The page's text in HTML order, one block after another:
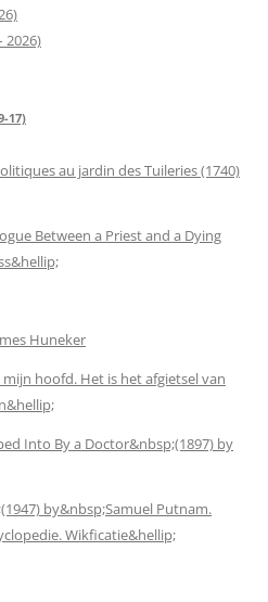
2026)
17)
au jardin des Tuileries (1740)
Between a Priest and a Dying
Huneker
hoofd. Het is het afgietsel van
Into By a Doctor&nbsp;(1897) by
by&nbsp;Samuel Putnam.
Wikficatie&hellip;